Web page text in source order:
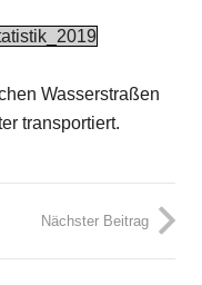
Wasserstraßen
transportiert.
Nächster Beitrag